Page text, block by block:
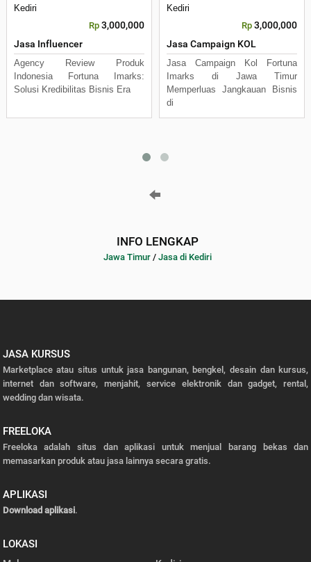
Kediri
Rp 3,000,000
Jasa Influencer
Agency Review Produk
Indonesia Fortuna Imarks:
Solusi Kredibilitas Bisnis Era
Kediri
Rp 3,000,000
Jasa Campaign KOL
Jasa Campaign Kol Fortuna
Imarks di Jawa Timur
Memperluas Jangkauan Bisnis
di
INFO LENGKAP
Jawa Timur / Jasa di Kediri
JASA KURSUS
Marketplace atau situs untuk jasa bangunan, bengkel, desain dan kursus,
internet dan software, menjahit, service elektronik dan gadget, rental,
wedding dan wisata.
FREELOKA
Freeloka adalah situs dan aplikasi untuk menjual barang bekas dan
memasarkan produk atau jasa lainnya secara gratis.
APLIKASI
Download aplikasi.
LOKASI